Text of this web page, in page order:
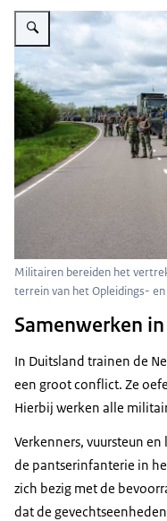
Vergroot afbeelding
Militairen bereiden het
terrein van het Opleidings-
Samenwerken
In Duitsland trainen de
een groot conflict. Ze
Hierbij werken alle
Verkenners, vuursteun
de pantserinfanterie in
zich bezig met de
dat de